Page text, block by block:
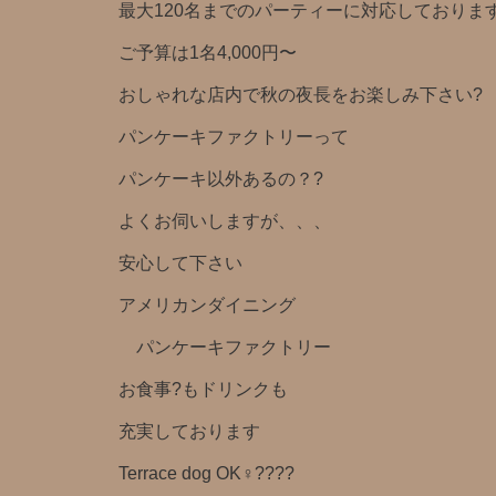
最大120名までのパーティーに対応しておりま
ご予算は1名4,000円〜
おしゃれな店内で秋の夜長をお楽しみ下さい?
パンケーキファクトリーって
パンケーキ以外あるの？?
よくお伺いしますが、、、
安心して下さい
アメリカンダイニング
パンケーキファクトリー
お食事?もドリンクも
充実しております
Terrace dog OK‍♀️??‍??